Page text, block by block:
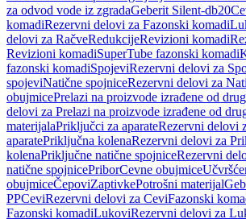
za odvod vode iz zgradaGeberit Silent-db20
komadiRezervni delovi za Fazonski komadi
delovi za RačveRedukcijeRevizioni komadi
Revizioni komadiSuperTube fazonski komadi
fazonski komadiSpojeviRezervni delovi za
spojeviNatične spojniceRezervni delovi za
obujmicePrelazi na proizvode izrađene od
delovi za Prelazi na proizvode izrađene od
materijalaPriključci za aparateRezervni delovi
aparatePriključna kolenaRezervni delovi za
kolenaPriključne natične spojniceRezervni
natične spojnicePriborCevne obujmice
obujmiceČepoviZaptivkePotrošni materijal
PPCeviRezervni delovi za CeviFazonski
Fazonski komadiLukoviRezervni delovi za